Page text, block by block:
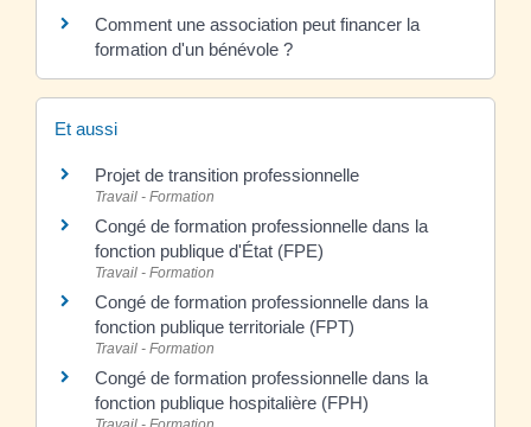
Comment une association peut financer la
formation d'un bénévole ?
Et aussi
Projet de transition professionnelle
Travail - Formation
Congé de formation professionnelle dans la
fonction publique d'État (FPE)
Travail - Formation
Congé de formation professionnelle dans la
fonction publique territoriale (FPT)
Travail - Formation
Congé de formation professionnelle dans la
fonction publique hospitalière (FPH)